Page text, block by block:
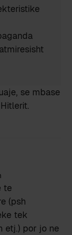
se mbase
te
(psh
tek
etj.) por jo ne